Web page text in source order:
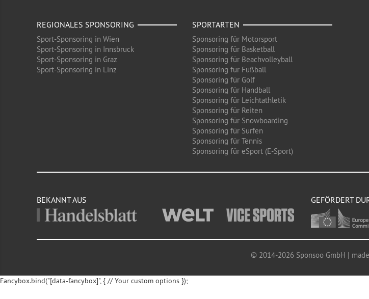
REGIONALES SPONSORING
Sport-Sponsoring in Wien
Sport-Sponsoring in Innsbruck
Sport-Sponsoring in Graz
Sport-Sponsoring in Linz
SPORTARTEN
Sponsoring für Motorsport
Sponsoring für Basketball
Sponsoring für Beachvolleyball
Sponsoring für Fußball
Sponsoring für Golf
Sponsoring für Handball
Sponsoring für Leichtathletik
Sponsoring für Reiten
Sponsoring für Snowboarding
Sponsoring für Surfen
Sponsoring für Tennis
Sponsoring für eSport (E-Sport)
BEKANNT AUS GEFÖRDERT
© 2014-2026 Sponsoo GmbH |
Fancybox.bind("[data-fancybox]", { // Your custom options });